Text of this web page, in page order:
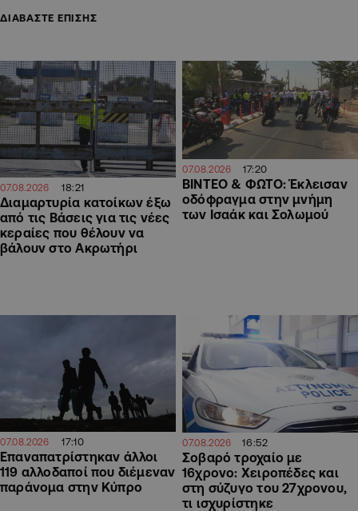
ΔΙΑΒΑΣΤΕ ΕΠΙΣΗΣ
07.08.2026 18:21
Διαμαρτυρία κατοίκων έξω
από τις Βάσεις για τις νέες
κεραίες που θέλουν να
βάλουν στο Ακρωτήρι
07.08.2026 17:20
ΒΙΝΤΕΟ & ΦΩΤΟ: Έκλεισαν
οδόφραγμα στην μνήμη
των Ισαάκ και Σολωμού
07.08.2026 17:10
Επαναπατρίστηκαν άλλοι
119 αλλοδαποί που διέμεναν
παράνομα στην Κύπρο
07.08.2026 16:52
Σοβαρό τροχαίο με
16χρονο: Χειροπέδες και
στη σύζυγο του 27χρονου,
τι ισχυρίστηκε